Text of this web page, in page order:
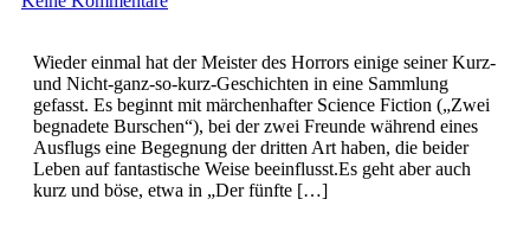
Wieder einmal hat der Meister des Horrors einige seiner Kurz-
und Nicht-ganz-so-kurz-Geschichten in eine Sammlung
gefasst. Es beginnt mit märchenhafter Science Fiction („Zwei
begnadete Burschen“), bei der zwei Freunde während eines
Ausflugs eine Begegnung der dritten Art haben, die beider
Leben auf fantastische Weise beeinflusst.Es geht aber auch
kurz und böse, etwa in „Der fünfte […]